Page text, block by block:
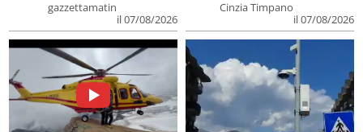
gazzettamatin
il 07/08/2026
Cinzia Timpano
il 07/08/2026